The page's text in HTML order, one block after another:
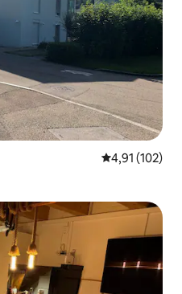
Gemiddelde
4,91 (102)